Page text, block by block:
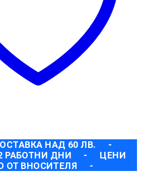
НАД 60 ЛВ.
-
РАБОТНИ ДНИ
-
ЦЕНИ
ОТ ВНОСИТЕЛЯ
-